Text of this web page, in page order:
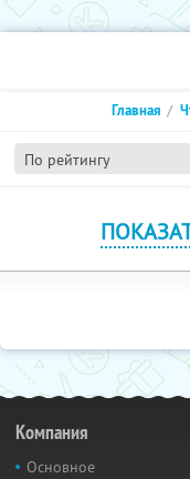
По рейтингу
Главная
Компания
Основное